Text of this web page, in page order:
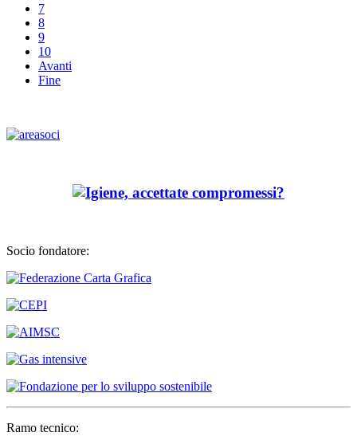
7
8
9
10
Avanti
Fine
Socio fondatore:
Ramo tecnico: